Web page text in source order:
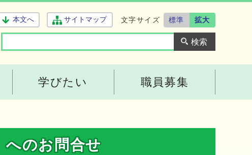
本文へ サイトマップ 文字サイズ 標準 拡大
学びたい 職員募集
へのお問合せ